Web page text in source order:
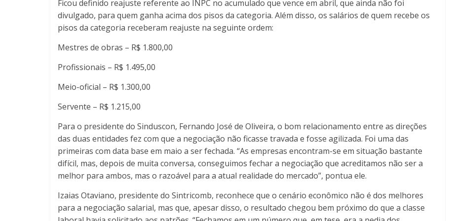
Ficou definido reajuste referente ao INPC no acumulado que vence em abril, que ainda não foi
divulgado, para quem ganha acima dos pisos da categoria. Além disso, os salários de quem recebe os
pisos da categoria receberam reajuste na seguinte ordem:
Mestres de obras – R$ 1.800,00
Profissionais – R$ 1.495,00
Meio-oficial – R$ 1.300,00
Servente – R$ 1.215,00
Para o presidente do Sinduscon, Fernando José de Oliveira, o bom relacionamento entre as direções
das duas entidades fez com que a negociação não ficasse travada e fosse agilizada. Foi uma das
primeiras com data base em maio a ser fechada. “As empresas encontram-se em situação bastante
difícil, mas, depois de muita conversa, conseguimos fechar a negociação que acreditamos não ser a
melhor para ambos, mas o razoável para a atual realidade do mercado”, pontua ele.
Izaias Otaviano, presidente do Sintricomb, reconhece que o cenário econômico não é dos melhores
para a negociação salarial, mas que, apesar disso, o resultado chegou bem próximo do que a classe